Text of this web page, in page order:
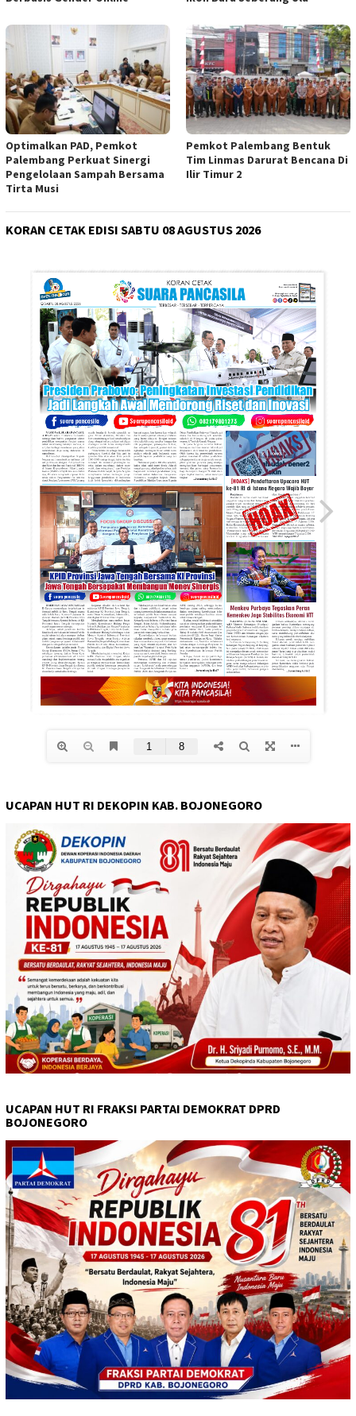
Optimalkan PAD, Pemkot
Palembang Perkuat Sinergi
Pengelolaan Sampah Bersama
Tirta Musi
Pemkot Palembang Bentuk
Tim Linmas Darurat Bencana Di
Ilir Timur 2
KORAN CETAK EDISI SABTU 08 AGUSTUS 2026
UCAPAN HUT RI DEKOPIN KAB. BOJONEGORO
UCAPAN HUT RI FRAKSI PARTAI DEMOKRAT DPRD
BOJONEGORO